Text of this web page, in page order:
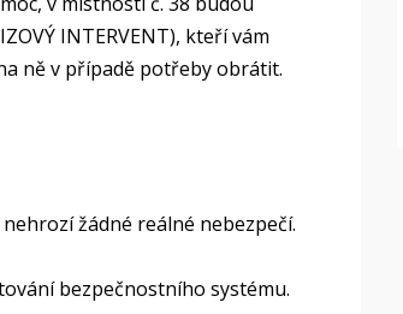
INTERVENT), kteří vám
ně v případě potřeby obrátit.
žádné reálné nebezpečí.
bezpečnostního systému.